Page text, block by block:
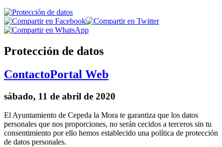
Protección de datos
ContactoPortal Web
sábado, 11 de abril de 2020
El Ayuntamiento de Cepeda la Mora te garantiza que los datos
personales que nos proporciones, no serán cecidos a terceros sin tu
consentimiento por ello hemos establecido una política de protección
de datos personales.